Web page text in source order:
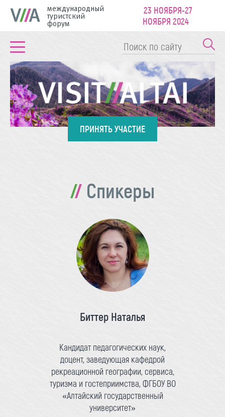
международный
туристский
форум
23 НОЯБРЯ-27
НОЯБРЯ 2024
ПРИНЯТЬ УЧАСТИЕ
Спикеры
Биттер Наталья
Кандидат педагогических наук,
доцент, заведующая кафедрой
рекреационной географии, сервиса,
туризма и гостеприимства, ФГБОУ ВО
«Алтайский государственный
университет»